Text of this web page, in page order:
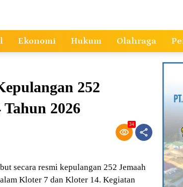
Ekonomi Hukum Olahraga
252
2026
34
secara resmi kepulangan 252 Jemaah
Kloter 7 dan Kloter 14. Kegiatan